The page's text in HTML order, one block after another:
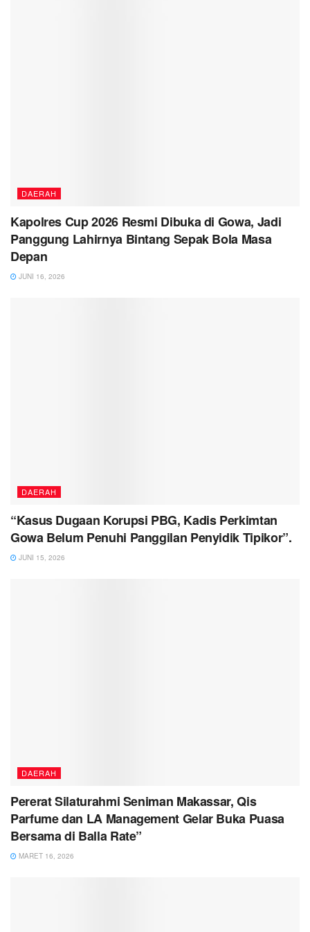
DAERAH
Kapolres Cup 2026 Resmi Dibuka di Gowa, Jadi
Panggung Lahirnya Bintang Sepak Bola Masa
Depan
JUNI 16, 2026
DAERAH
“Kasus Dugaan Korupsi PBG, Kadis Perkimtan
Gowa Belum Penuhi Panggilan Penyidik Tipikor”.
JUNI 15, 2026
DAERAH
Pererat Silaturahmi Seniman Makassar, Qis
Parfume dan LA Management Gelar Buka Puasa
Bersama di Balla Rate”
MARET 16, 2026